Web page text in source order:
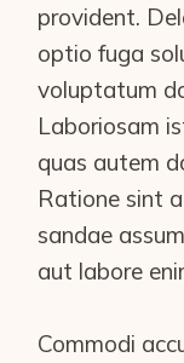
provident.
optio fuga
voluptatum
Laboriosam
quas autem
Ratione sint
sandae
aut labore
Commodi